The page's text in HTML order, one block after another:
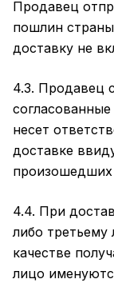
Продавец
пошлин
доставку не
4.3. Продавец
несет
доставке
4.4. При
либо третьему
качестве
лицо